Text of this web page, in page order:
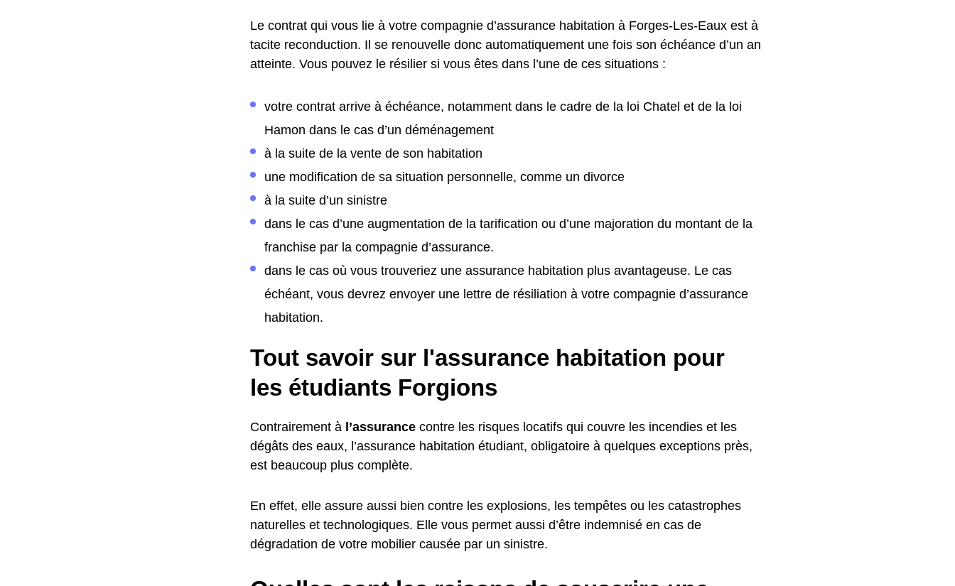
Le contrat qui vous lie à votre compagnie d’assurance habitation à Forges-Les-Eaux est à
tacite reconduction. Il se renouvelle donc automatiquement une fois son échéance d’un an
atteinte. Vous pouvez le résilier si vous êtes dans l’une de ces situations :
votre contrat arrive à échéance, notamment dans le cadre de la loi Chatel et de la loi
Hamon dans le cas d’un déménagement
à la suite de la vente de son habitation
une modification de sa situation personnelle, comme un divorce
à la suite d’un sinistre
dans le cas d’une augmentation de la tarification ou d’une majoration du montant de la
franchise par la compagnie d’assurance.
dans le cas où vous trouveriez une assurance habitation plus avantageuse. Le cas
échéant, vous devrez envoyer une lettre de résiliation à votre compagnie d’assurance
habitation.
Tout savoir sur l'assurance habitation pour
les étudiants Forgions
Contrairement à l’assurance contre les risques locatifs qui couvre les incendies et les
dégâts des eaux, l’assurance habitation étudiant, obligatoire à quelques exceptions près,
est beaucoup plus complète.
En effet, elle assure aussi bien contre les explosions, les tempêtes ou les catastrophes
naturelles et technologiques. Elle vous permet aussi d’être indemnisé en cas de
dégradation de votre mobilier causée par un sinistre.